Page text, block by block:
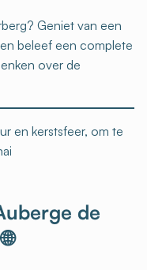
Geniet van een
beleef een complete
over de
en kerstsfeer, om te
de